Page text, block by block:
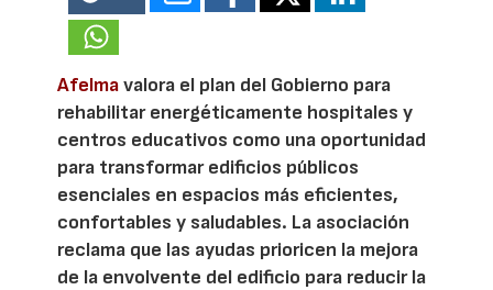
Afelmavalora el plan del Gobierno para
rehabilitar energéticamente hospitales y
centros educativos como una oportunidad
para transformar edificios públicos
esenciales en espacios más eficientes,
confortables y saludables. La asociación
reclama que las ayudas prioricen la mejora
de la envolvente del edificio para reducir la